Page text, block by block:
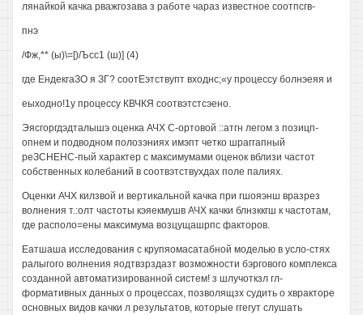
лянайкой качка рважгозава з работе чараз известное соотпсгв-
пнэ
/Фж,** (ы)\=[)/Ъсс1 (ш)] (4)
где ЕндекгаЗО я ЗГ? соотЕэтствупт входнс;«у процессу болнэеяя и
еыходно!1у процессу КВЧКЯ соотвэтстсэено.
Эясгоргдэдталышэ оценка АЧХ С-ортовой ::атгн легом з позицп-
опнем и подводном полозэниях имэпт четко шраггапный
реЗСНЕНС-пый характер с максимумами оценок вблизи частот
собственных колебаний в соотвэтствухдах поле палиях.
Оценки АЧХ килзвой и вертикальной качка при гшояэнш вразрез
волнения т.:олт частоты кэяекмушв АЧХ качки блнзккгш к частотам,
где располо=ены максимума возцущашрпс факторов.
Еатшаша исследования с крупяомасатабной моделью в усло-стях
ралыгого волнения яодтвзрздазт возможности бэргового комплекса
созданной автоматизированной систем! з шлучоткзл гл-
формативных данных о процессах, позволящзх судить о хвракторе
основных видов качки л результатов, которые ггегут слушать